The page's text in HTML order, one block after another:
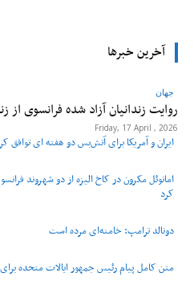
آخرین خبرها
جهان
روایت زندانیان آزاد شده فرانسوی از
Friday, 17 April , 2026
ایران و آمریکا برای آتش‌بس دو هفته‌ ای توافق
امانوئل مکرون در کاخ الیزه از دو شهروند
کرد
دونالد ترامپ: خامنه‌ای مرده است
متن کامل پیام رئیس جمهور ایالات متحده برای